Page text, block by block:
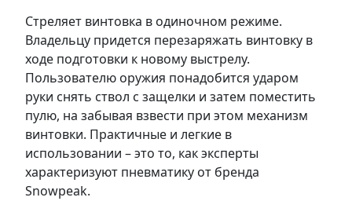
Стреляет винтовка в одиночном режиме.
Владельцу придется перезаряжать винтовку в
ходе подготовки к новому выстрелу.
Пользователю оружия понадобится ударом
руки снять ствол с защелки и затем поместить
пулю, на забывая взвести при этом механизм
винтовки. Практичные и легкие в
использовании – это то, как эксперты
характеризуют пневматику от бренда
Snowpeak.